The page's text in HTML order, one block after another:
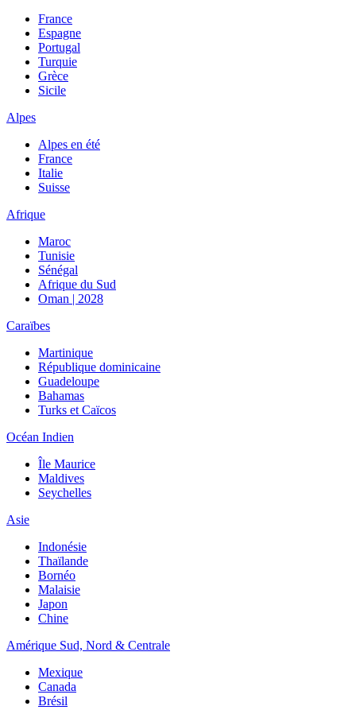
France
Espagne
Portugal
Turquie
Grèce
Sicile
Alpes
Alpes en été
France
Italie
Suisse
Afrique
Maroc
Tunisie
Sénégal
Afrique du Sud
Oman | 2028
Caraïbes
Martinique
République dominicaine
Guadeloupe
Bahamas
Turks et Caïcos
Océan Indien
Île Maurice
Maldives
Seychelles
Asie
Indonésie
Thaïlande
Bornéo
Malaisie
Japon
Chine
Amérique Sud, Nord & Centrale
Mexique
Canada
Brésil